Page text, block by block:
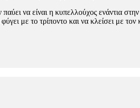
να είναι η κυπελλούχος ενάντια
με το τρίποντο και να κλείσει με τον